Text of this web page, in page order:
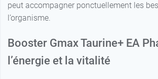
peut accompagner ponctuellement les
l’organisme.
Booster Gmax Taurine+ EA
l’énergie et la vitalité